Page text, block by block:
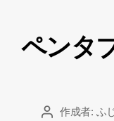
ペンタ
投 作成者: ふ